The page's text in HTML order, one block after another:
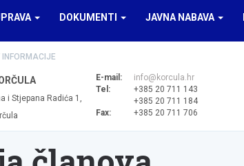
DOKUMENTI JAVNA NABAVA
INFORMACIJE
i Stjepana Radića 1,
E-mail:
info@korcula.hr
Tel:
+385 20 711 143
+385 20 711 184
Fax:
+385 20 711 706